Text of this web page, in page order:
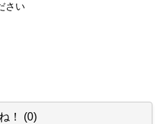
さい
！ (0)